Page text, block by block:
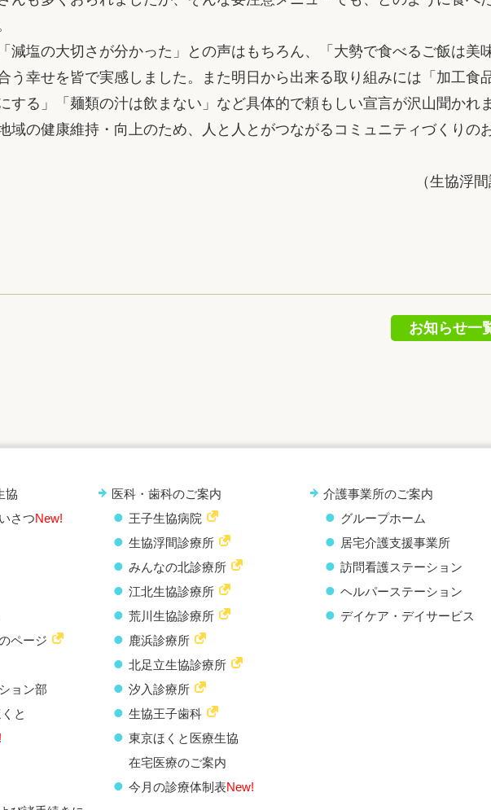
減塩の大切さが分かった」との声はもちろん、「大勢で食べるご飯は美
う幸せを皆で実感しました。また明日から出来る取り組みには「加工食
する」「麺類の汁は飲まない」など具体的で頼もしい宣言が沢山聞かれ
域の健康維持・向上のため、人と人とがつながるコミュニティづくりの
（生協浮
お知らせ一
協
さつNew!
ページ
ョン部
と
医科・歯科のご案内
王子生協病院
生協浮間診療所
みんなの北診療所
江北生協診療所
荒川生協診療所
鹿浜診療所
北足立生協診療所
汐入診療所
生協王子歯科
東京ほくと医療生協
在宅医療のご案内
今月の診療体制表New!
介護事業所のご案内
グループホーム
居宅介護支援事業所
訪問看護ステーション
ヘルパーステーション
デイケア・デイサービス